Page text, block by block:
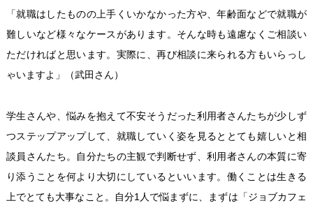
「就職はしたものの上手くいかなかった方や、年齢面などで就職が
難しいなど様々なケースがあります。そんな時も遠慮なくご相談い
ただければと思います。実際に、再び相談に来られる方もいらっし
ゃいますよ」（武田さん）
学生さんや、悩みを抱えて不安そうだった利用者さんたちが少しず
つステップアップして、就職していく姿を見るととても嬉しいと相
談員さんたち。自分たちの主観で判断せず、利用者さんの本質に寄
り添うことを何より大切にしているといいます。働くことは生きる
上でとても大事なこと。自分1人で悩まずに、まずは「ジョブカフェ